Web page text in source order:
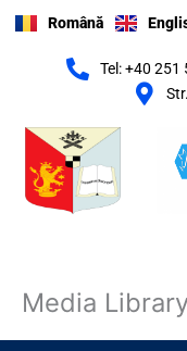
Română
Tel: +40 251
Media